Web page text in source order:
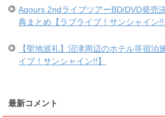
Aqours 2ndライブツアーBD/DVD発売
典まとめ【ラブライブ！サンシャイン!!
【聖地巡礼】沼津周辺のホテル等宿泊
イブ！サンシャイン!!】
最新コメント